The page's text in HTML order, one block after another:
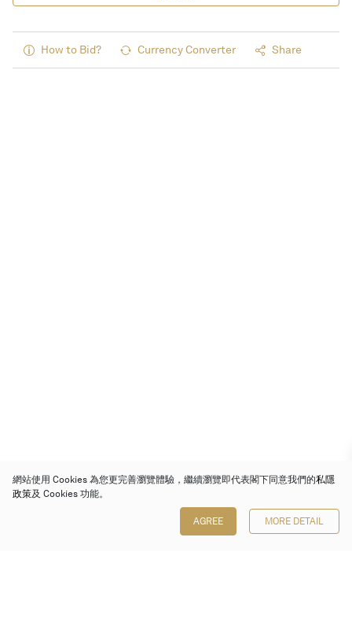
How to Bid? Currency Converter Share
網站使用 Cookies 為您更完善瀏覽體驗，繼續瀏覽即代表閣下同意我們的私隱
政策及 Cookies 功能。
AGREE MORE DETAIL